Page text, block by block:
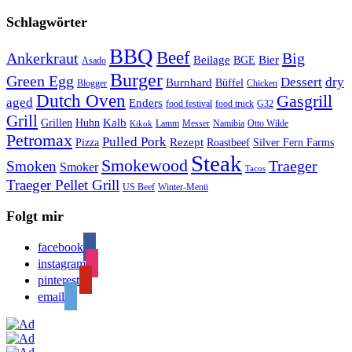
Schlagwörter
Ankerkraut Asado BBQBeef Beilage BGE Bier Big
Green Egg Blogger Burger Burnhard Büffel Chicken Dessert dry
aged Dutch Oven Enders food festival food truck G32 Gasgrill
Grill Grillen Huhn Kalb Kikok Lamm Messer Namibia Otto Wilde
Petromax Pizza Pulled Pork Rezept Roastbeef Silver Fern Farms
Smoken Smoker Smokewood Steak Tacos Traeger
Traeger Pellet Grill US Beef Winter-Menü
Folgt mir
facebook
instagram
pinterest
email